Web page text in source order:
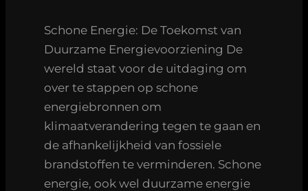
Schone Energie: De Toekomst van
Duurzame Energievoorziening De
wereld staat voor de uitdaging om
over te stappen op schone
energiebronnen om
klimaatverandering tegen te gaan en
de afhankelijkheid van fossiele
brandstoffen te verminderen. Schone
energie, ook wel duurzame energie